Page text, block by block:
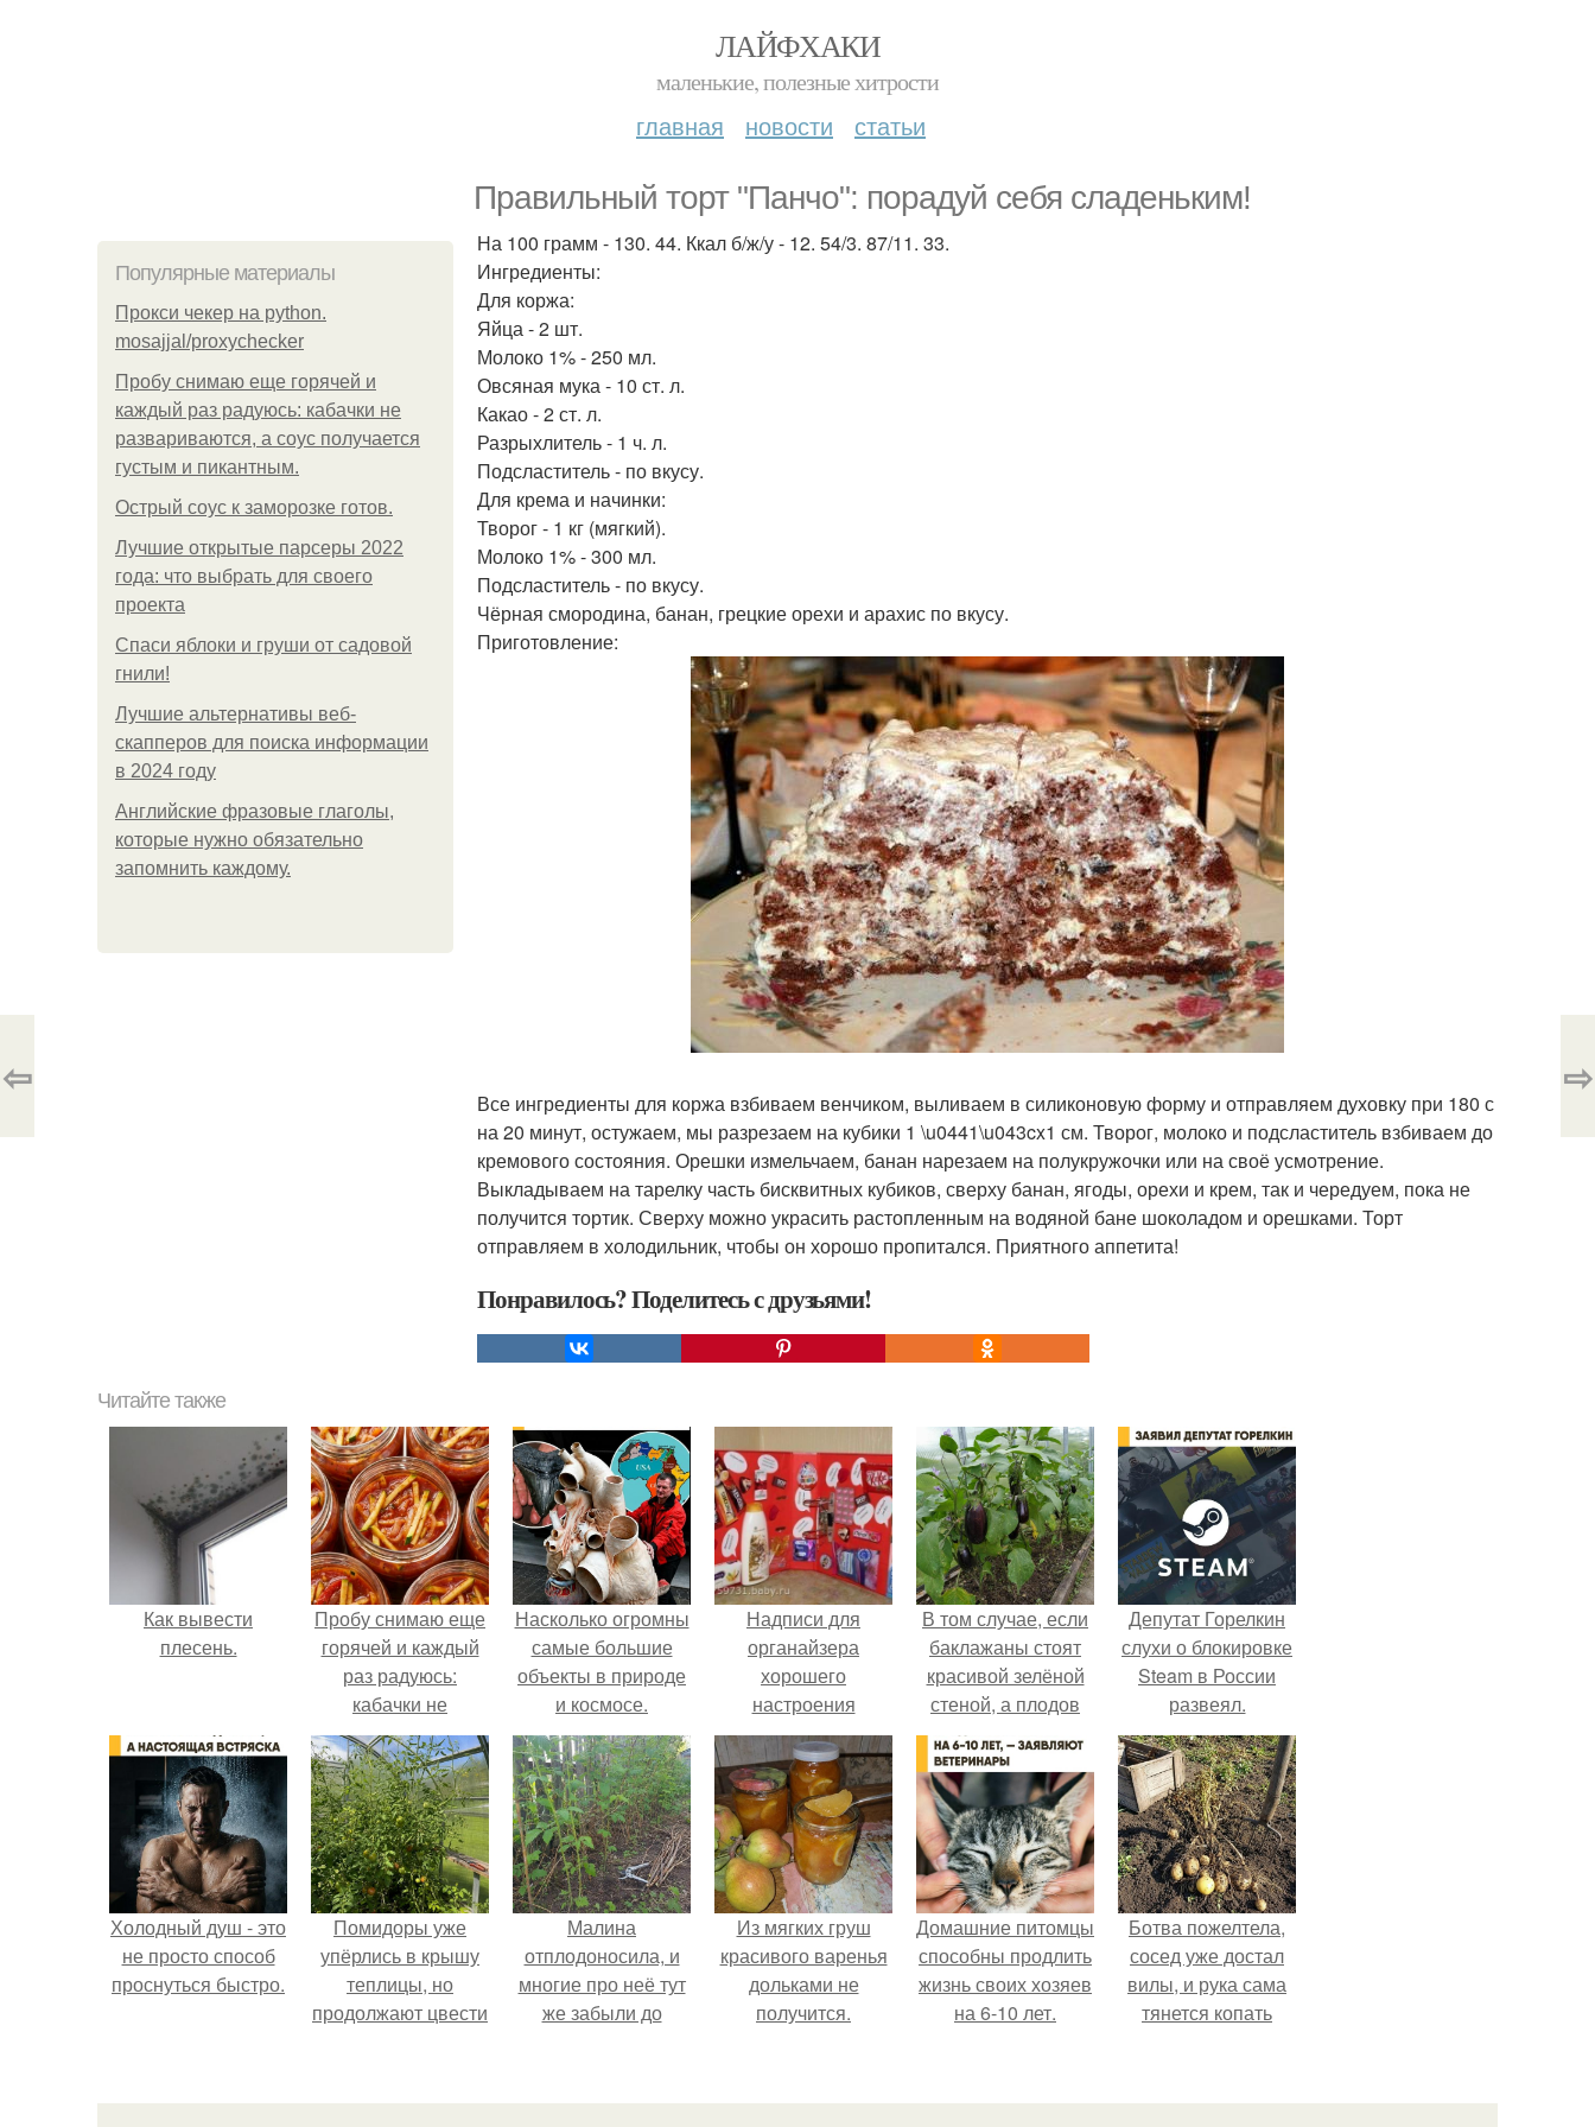
ЛАЙФХАКИ
маленькие, полезные хитрости
главная новости статьи
Правильный торт "Панчо": порадуй себя сладеньким!
Популярные материалы
Прокси чекер на python.
mosajjal/proxychecker
Пробу снимаю еще горячей и
каждый раз радуюсь: кабачки не
развариваются, а соус получается
густым и пикантным.
Острый соус к заморозке готов.
Лучшие открытые парсеры 2022
года: что выбрать для своего
проекта
Спаси яблоки и груши от садовой
гнили!
Лучшие альтернативы веб-
скапперов для поиска информации
в 2024 году
Английские фразовые глаголы,
которые нужно обязательно
запомнить каждому.
На 100 грамм - 130. 44. Ккал б/ж/у - 12. 54/3. 87/11. 33.
Ингредиенты:
Для коржа:
Яйца - 2 шт.
Молоко 1% - 250 мл.
Овсяная мука - 10 ст. л.
Какао - 2 ст. л.
Разрыхлитель - 1 ч. л.
Подсластитель - по вкусу.
Для крема и начинки:
Творог - 1 кг (мягкий).
Молоко 1% - 300 мл.
Подсластитель - по вкусу.
Чёрная смородина, банан, грецкие орехи и арахис по вкусу.
Приготовление:
Все ингредиенты для коржа взбиваем венчиком, выливаем в силиконовую форму и отправляем духовку при 180 с
на 20 минут, остужаем, мы разрезаем на кубики 1 \u0441\u043cx1 см. Творог, молоко и подсластитель взбиваем до
кремового состояния. Орешки измельчаем, банан нарезаем на полукружочки или на своё усмотрение.
Выкладываем на тарелку часть бисквитных кубиков, сверху банан, ягоды, орехи и крем, так и чередуем, пока не
получится тортик. Сверху можно украсить растопленным на водяной бане шоколадом и орешками. Торт
отправляем в холодильник, чтобы он хорошо пропитался. Приятного аппетита!
Понравилось? Поделитесь с друзьями!
⇦ ⇨
Читайте также
Как вывести
плесень.
Пробу снимаю еще
горячей и каждый
раз радуюсь:
кабачки не
развариваются, а
соус получается
густым и
пикантным.
Насколько огромны
самые большие
объекты в природе
и космосе.
Надписи для
органайзера
хорошего
настроения
распечатать. Идеи
"Органайзеров
Хорошего
Настроения" с
примерами
подарочков.
В том случае, если
баклажаны стоят
красивой зелёной
стеной, а плодов
почти не видно -
радоваться тут
нечему.
Депутат Горелкин
слухи о блокировке
Steam в России
развеял.
Холодный душ - это
не просто способ
проснуться быстро.
Помидоры уже
упёрлись в крышу
теплицы, но
продолжают цвести
Малина
отплодоносила, и
многие про неё тут
же забыли до
Из мягких груш
красивого варенья
дольками не
получится.
Домашние питомцы
способны продлить
жизнь своих хозяев
на 6-10 лет.
Ботва пожелтела,
сосед уже достал
вилы, и рука сама
тянется копать